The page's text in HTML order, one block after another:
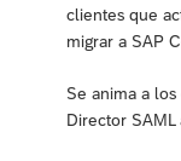
clientes que
migrar a SAP
Se anima a
Director SAML